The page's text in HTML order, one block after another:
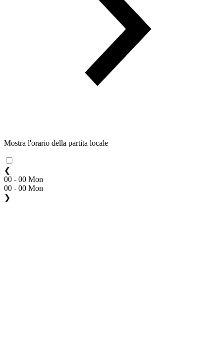
Mostra l'orario della partita locale
❮
00 - 00 Mon
00 - 00 Mon
❯